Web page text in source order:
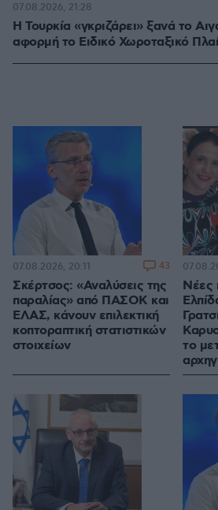
Η Τουρκία «γκριζάρει» ξανά το
αφορμή το Ειδικό Χωροταξικό
07.08.2026, 21:28
Σκέρτσος: «Αναλύσεις της
παραλίας» από ΠΑΣΟΚ και
ΕΛΑΣ, κάνουν επιλεκτική
κοπτοραπτική στατιστικών
στοιχείων
07.08.2026, 20:11 43
Νέες
το